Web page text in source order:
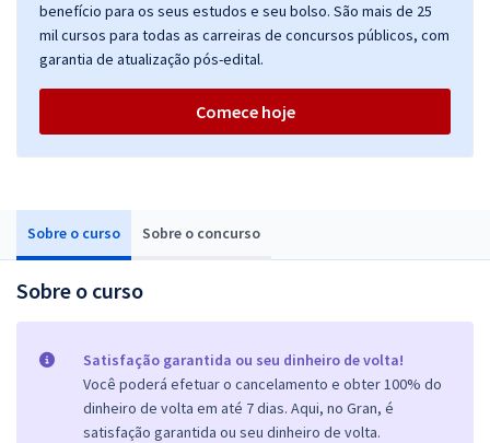
Sobre o curso Sobre o concurso
Sobre o curso
Satisfação garantida ou seu dinheiro de volta!
Você poderá efetuar o cancelamento e obter 100% do
dinheiro de volta em até 7 dias. Aqui, no Gran, é
satisfação garantida ou seu dinheiro de volta.
benefício para os seus estudos e seu bolso. São mais de 25
mil cursos para todas as carreiras de concursos públicos, com
garantia de atualização pós-edital.
Comece hoje